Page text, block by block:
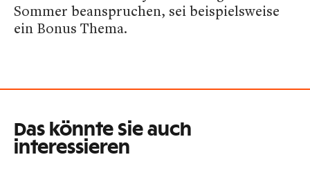
Sommer beanspruchen, sei beispielsweise
ein Bonus Thema.
Das könnte Sie auch
interessieren